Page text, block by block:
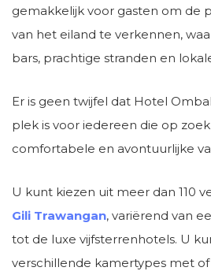
gemakkelijk voor gasten om de
van het eiland te verkennen,
bars, prachtige stranden en
Er is geen twijfel dat Hotel
plek is voor iedereen die op
comfortabele en avontuurlijke
U kunt kiezen uit meer dan 110
Gili Trawangan, variërend van
tot de luxe vijfsterrenhotels. U
verschillende kamertypes met